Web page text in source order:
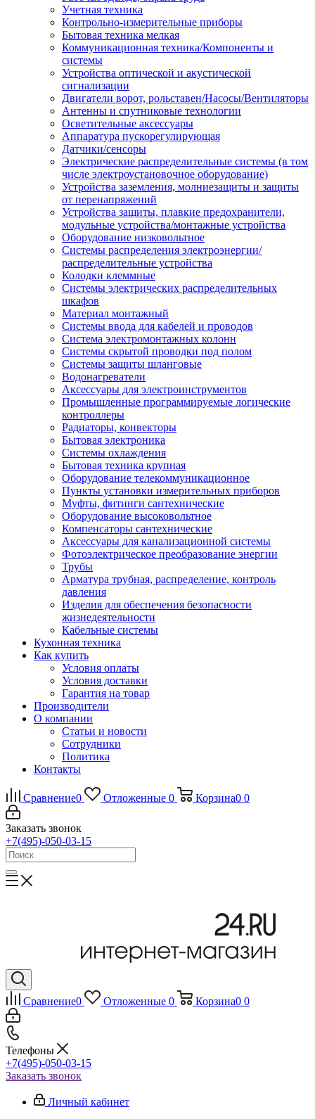
Учетная техника
Контрольно-измерительные приборы
Бытовая техника мелкая
Коммуникационная техника/Компоненты и
системы
Устройства оптической и акустической
сигнализации
Двигатели ворот, рольставен/Насосы/Вентиляторы
Антенны и спутниковые технологии
Осветительные аксессуары
Аппаратура пускорегулирующая
Датчики/сенсоры
Электрические распределительные системы (в том
числе электроустановочное оборудование)
Устройства заземления, молниезащиты и защиты
от перенапряжений
Устройства защиты, плавкие предохранители,
модульные устройства/монтажные устройства
Оборудование низковольтное
Системы распределения электроэнергии/
распределительные устройства
Колодки клеммные
Системы электрических распределительных
шкафов
Материал монтажный
Системы ввода для кабелей и проводов
Система электромонтажных колонн
Системы скрытой проводки под полом
Системы защиты шланговые
Водонагреватели
Аксессуары для электроинструментов
Промышленные программируемые логические
контроллеры
Радиаторы, конвекторы
Бытовая электроника
Системы охлаждения
Бытовая техника крупная
Оборудование телекоммуникационное
Пункты установки измерительных приборов
Муфты, фитинги сантехнические
Оборудование высоковольтное
Компенсаторы сантехнические
Аксессуары для канализационной системы
Фотоэлектрическое преобразование энергии
Трубы
Арматура трубная, распределение, контроль
давления
Изделия для обеспечения безопасности
жизнедеятельности
Кабельные системы
Кухонная техника
Как купить
Условия оплаты
Условия доставки
Гарантия на товар
Производители
О компании
Статьи и новости
Сотрудники
Политика
Контакты
Сравнение0 Отложенные 0 Корзина0 0
Заказать звонок
+7(495)-050-03-15
Сравнение0 Отложенные 0 Корзина0 0
Телефоны
+7(495)-050-03-15
Заказать звонок
Личный кабинет